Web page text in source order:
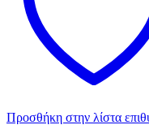
Προσθήκη στην λίστα